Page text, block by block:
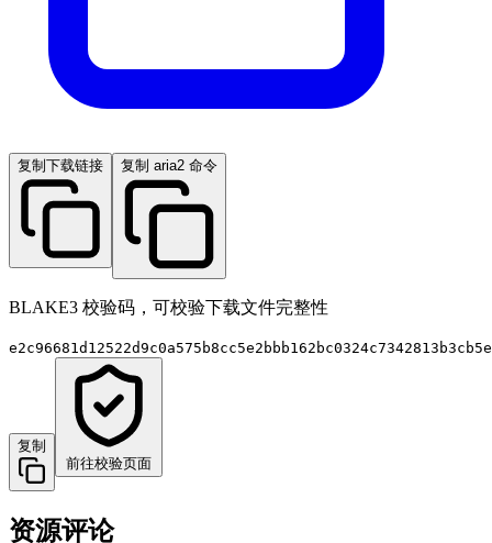
复制下载链接 复制 aria2 命令
BLAKE3 校验码，可校验下载文件完整性
复制
前往校验页面
资源评论